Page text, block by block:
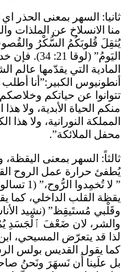
ثانيا: السهر بمعنى الحذر
منا الانسلاخ عن الملذات
يُثقِلَ قُلوبَكُمُ السُّكْرُ
اليَومُ”
المادية التي يقدّمها
أنطونيوس الكبير:”أنا
تتوانوا عن حياتكم
منكم الحياة الأبدية، ولا
المملكة النورانية، ولا
محفل الملائكة”. ‏
ثالثاً: السهر بمعنى
يُطفئ حرارة عمل الروح
يقظة القلب الداخلي، كما
والشر، لان ضَعْفَ ٱلْجَسَدِ
لذا قد يتعرّض المسيحي،
كما يقول القديس بولس